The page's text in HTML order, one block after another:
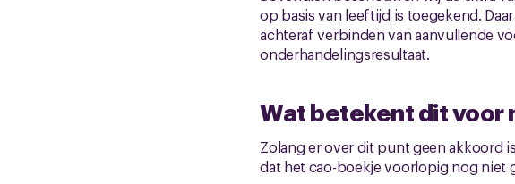
op basis van leeftijd is toegekend.
achteraf verbinden van aanvullende
onderhandelingsresultaat.
Wat betekent dit voor
Zolang er over dit punt geen akkoord
dat het cao-boekje voorlopig nog niet